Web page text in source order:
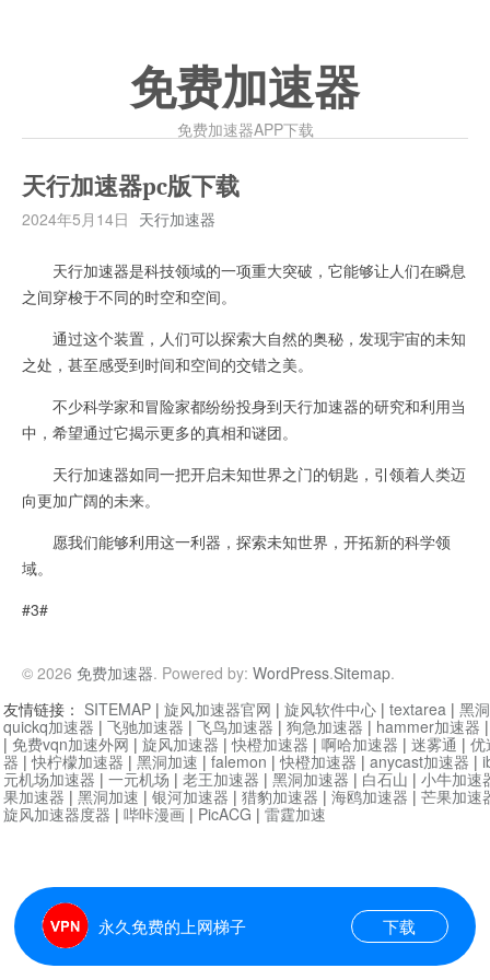
免费加速器
免费加速器APP下载
天行加速器pc版下载
2024年5月14日 天行加速器
天行加速器是科技领域的一项重大突破，它能够让人们在瞬息
之间穿梭于不同的时空和空间。
通过这个装置，人们可以探索大自然的奥秘，发现宇宙的未知
之处，甚至感受到时间和空间的交错之美。
不少科学家和冒险家都纷纷投身到天行加速器的研究和利用当
中，希望通过它揭示更多的真相和谜团。
天行加速器如同一把开启未知世界之门的钥匙，引领着人类迈
向更加广阔的未来。
愿我们能够利用这一利器，探索未知世界，开拓新的科学领
域。
#3#
© 2026 免费加速器. Powered by: WordPress.Sitemap.
永久免费的上网梯子 下载
友情链接： SITEMAP | 旋风加速器官网 | 旋风软件中心 | textarea | 黑
quickq加速器 | 飞驰加速器 | 飞鸟加速器 | 狗急加速器 | hammer加速器
| 免费vqn加速外网 | 旋风加速器 |快橙加速器 | 啊哈加速器 | 迷雾通 | 优
器 |快柠檬加速器 | 黑洞加速 | falemon |快橙加速器 | anycast加速器 |
元机场加速器 | 一元机场 | 老王加速器 | 黑洞加速器 | 白石山 | 小牛加速
果加速器 | 黑洞加速 | 银河加速器 | 猎豹加速器 | 海鸥加速器 | 芒果加速
旋风加速器度器 | 哔咔漫画 | PicACG | 雷霆加速